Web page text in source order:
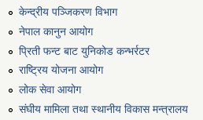
केन्द्रीय पञ्जिकरण विभाग
नेपाल कानुन आयोग
प्रिती फन्ट बाट युनिकोड कन्भर्रटर
राष्ट्रिय योजना आयोग
लोक सेवा आयोग
संघीय मामिला तथा स्थानीय विकास मन्त्रालय